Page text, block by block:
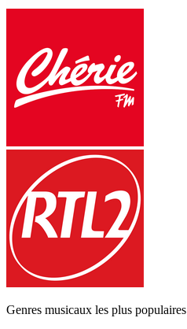
Genres musicaux les plus populaires